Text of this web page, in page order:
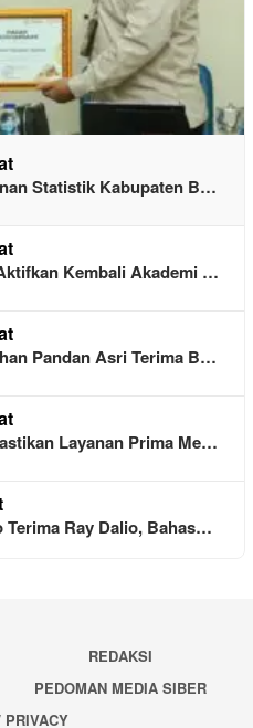
Statistik Kabupaten B…
Kembali Akademi …
Pandan Asri Terima B…
Layanan Prima Me…
Terima Ray Dalio, Bahas…
REDAKSI
PEDOMAN MEDIA SIBER